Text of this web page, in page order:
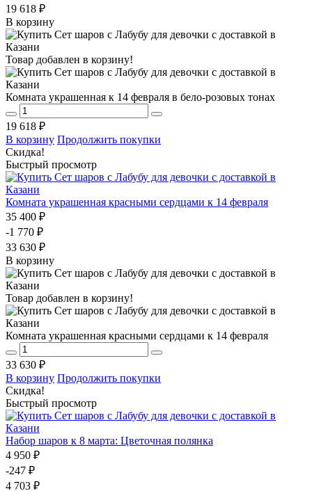
19 618 ₽
В корзину
Товар добавлен в корзину!
Комната украшенная к 14 февраля в бело-розовых тонах
19 618 ₽
В корзину Продолжить покупки
Скидка!
Быстрый просмотр
Комната украшенная красными сердцами к 14 февраля
35 400 ₽
-1 770 ₽
33 630 ₽
В корзину
Товар добавлен в корзину!
Комната украшенная красными сердцами к 14 февраля
33 630 ₽
В корзину Продолжить покупки
Скидка!
Быстрый просмотр
Набор шаров к 8 марта: Цветочная полянка
4 950 ₽
-247 ₽
4 703 ₽